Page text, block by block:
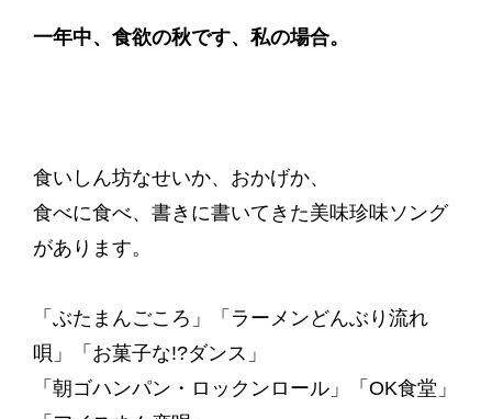
一年中、食欲の秋です、私の場合。
食いしん坊なせいか、おかげか、
食べに食べ、書きに書いてきた美味珍味ソング
があります。
「ぶたまんごころ」「ラーメンどんぶり流れ
唄」「お菓子な!?ダンス」
「朝ゴハンパン・ロックンロール」「OK食堂」